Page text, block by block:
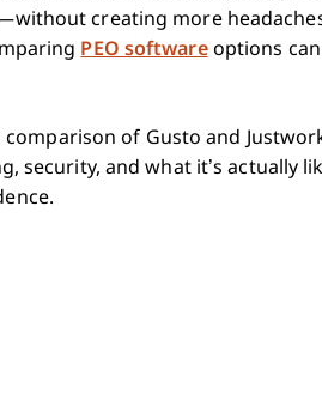
creating more
PEO softwareoptions
of Gusto and
security, and what it’s actually